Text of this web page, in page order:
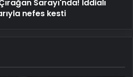
Sarayı'nda! İddialı
nefes kesti